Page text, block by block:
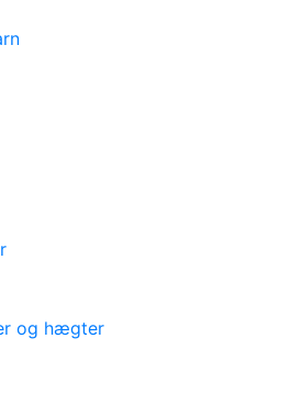
og hægter